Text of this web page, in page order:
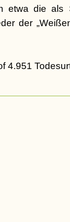
etwa die als
der
4.951